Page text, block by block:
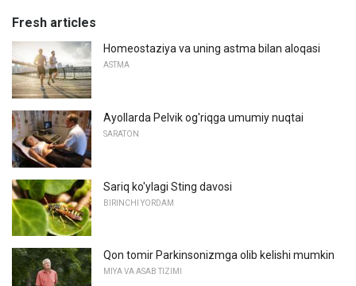
Fresh articles
Homeostaziya va uning astma bilan aloqasi
ASTMA
Ayollarda Pelvik og'riqga umumiy nuqtai
SARATON
Sariq ko'ylagi Sting davosi
BIRINCHI YORDAM
Qon tomir Parkinsonizmga olib kelishi mumkin
MIYA VA ASAB TIZIMI